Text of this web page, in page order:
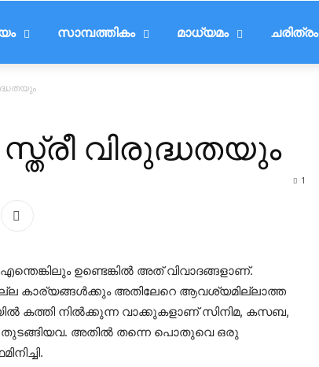
സാമ്പത്തികം മാധ്യമം ചരിത്രം
സ്ത്രീ വിരുദ്ധതയും
1
ഉണ്ടെങ്കിൽ അത് വിവാദങ്ങളാണ്.
കാര്യങ്ങൾക്കും അതിലേറെ ആവശ്യമില്ലാത്ത
കത്തി നിൽക്കുന്ന വാക്കുകളാണ് സിനിമ, കസബ,
തുടങ്ങിയവ. അതിൽ തന്നെ പൊതുവെ ഒരു